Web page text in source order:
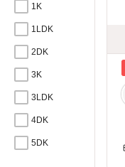
1K
1LDK
2DK
3K
3LDK
4DK
5DK